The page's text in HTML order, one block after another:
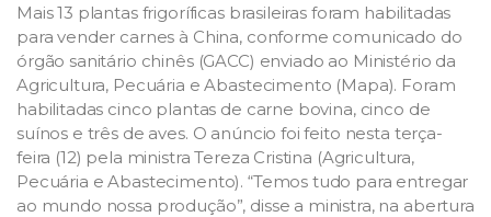
Mais 13 plantas frigoríficas brasileiras foram habilitadas
para vender carnes à China, conforme comunicado do
órgão sanitário chinês (GACC) enviado ao Ministério da
Agricultura, Pecuária e Abastecimento (Mapa). Foram
habilitadas cinco plantas de carne bovina, cinco de
suínos e três de aves. O anúncio foi feito nesta terça-
feira (12) pela ministra Tereza Cristina (Agricultura,
Pecuária e Abastecimento). “Temos tudo para entregar
ao mundo nossa produção”, disse a ministra, na abertura